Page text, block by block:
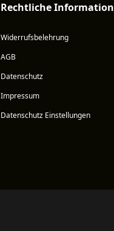
Rechtliche Information
Widerrufsbelehrung
AGB
Datenschutz
Impressum
Datenschutz Einstellungen